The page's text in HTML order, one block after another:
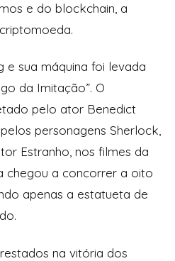
e do blockchain, a
e sua máquina foi levada
da Imitação”. O
pelo ator Benedict
personagens Sherlock,
Estranho, nos filmes da
chegou a concorrer a oito
apenas a estatueta de
na vitória dos